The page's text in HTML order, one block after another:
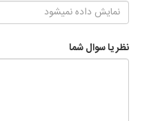
نظر یا سوال شما